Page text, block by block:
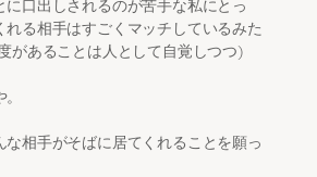
に口出しされるのが苦手な私にとっ
れる相手はすごくマッチしているみた
があることは人として自覚しつつ)
相手がそばに居てくれることを願っ